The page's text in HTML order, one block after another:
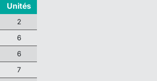
Unités
2
6
6
7